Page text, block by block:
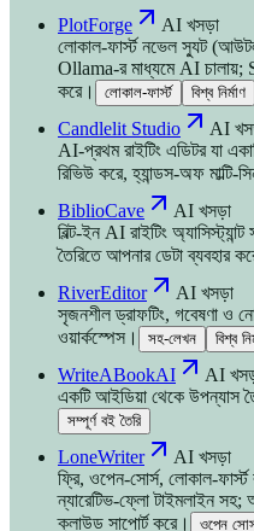
PlotForge
AI খসড়া
লোকাল-ফার্স্ট নভেল স্যুট
Ollama-র মাধ্যমে AI চালায়;
করে।
লোকাল-ফার্স্ট বিশ্ব নির্মাণ
Candlelit Studio
AI
AI-প্রথম রাইটিং এডিটর যা
রিভিউ করে, হ্যান্ডস-অফ মাল্টি-
BiblioCave
AI খসড়া
বিল্ট-ইন AI রাইটিং
তৈরিতে আপনার ডেটা ব্যবহার
RiverEditor
AI খসড়া
সৃজনশীল ড্রাফটিং, গবেষণা ও
ওয়ার্কস্পেস।
সহ-লেখন বিশ্ব
WriteABookAI
AI
একটি আইডিয়া থেকে উপন্যাস
সম্পূর্ণ বই তৈরি
LoneWriter
AI খসড়া
ফ্রি, ওপেন-সোর্স, লোকাল-
ন্যারেটিভ-ফ্লো টাইমলাইন
ক্লাউড সাপোর্ট করে।
ওপেন